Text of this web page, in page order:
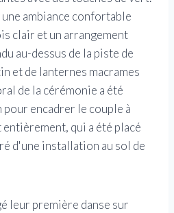
ambiance confortable
clair et un arrangement
au-dessus de la piste de
et de lanternes macrames
de la cérémonie a été
encadrer le couple à
qui a été placé
d'une installation au sol de
leur première danse sur